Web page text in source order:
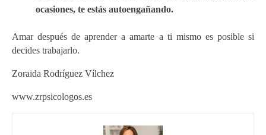
ocasiones, te estás autoengañando.
Amar después de aprender a amarte a ti mismo es posible si
decides trabajarlo.
Zoraida Rodríguez Vílchez
www.zrpsicologos.es